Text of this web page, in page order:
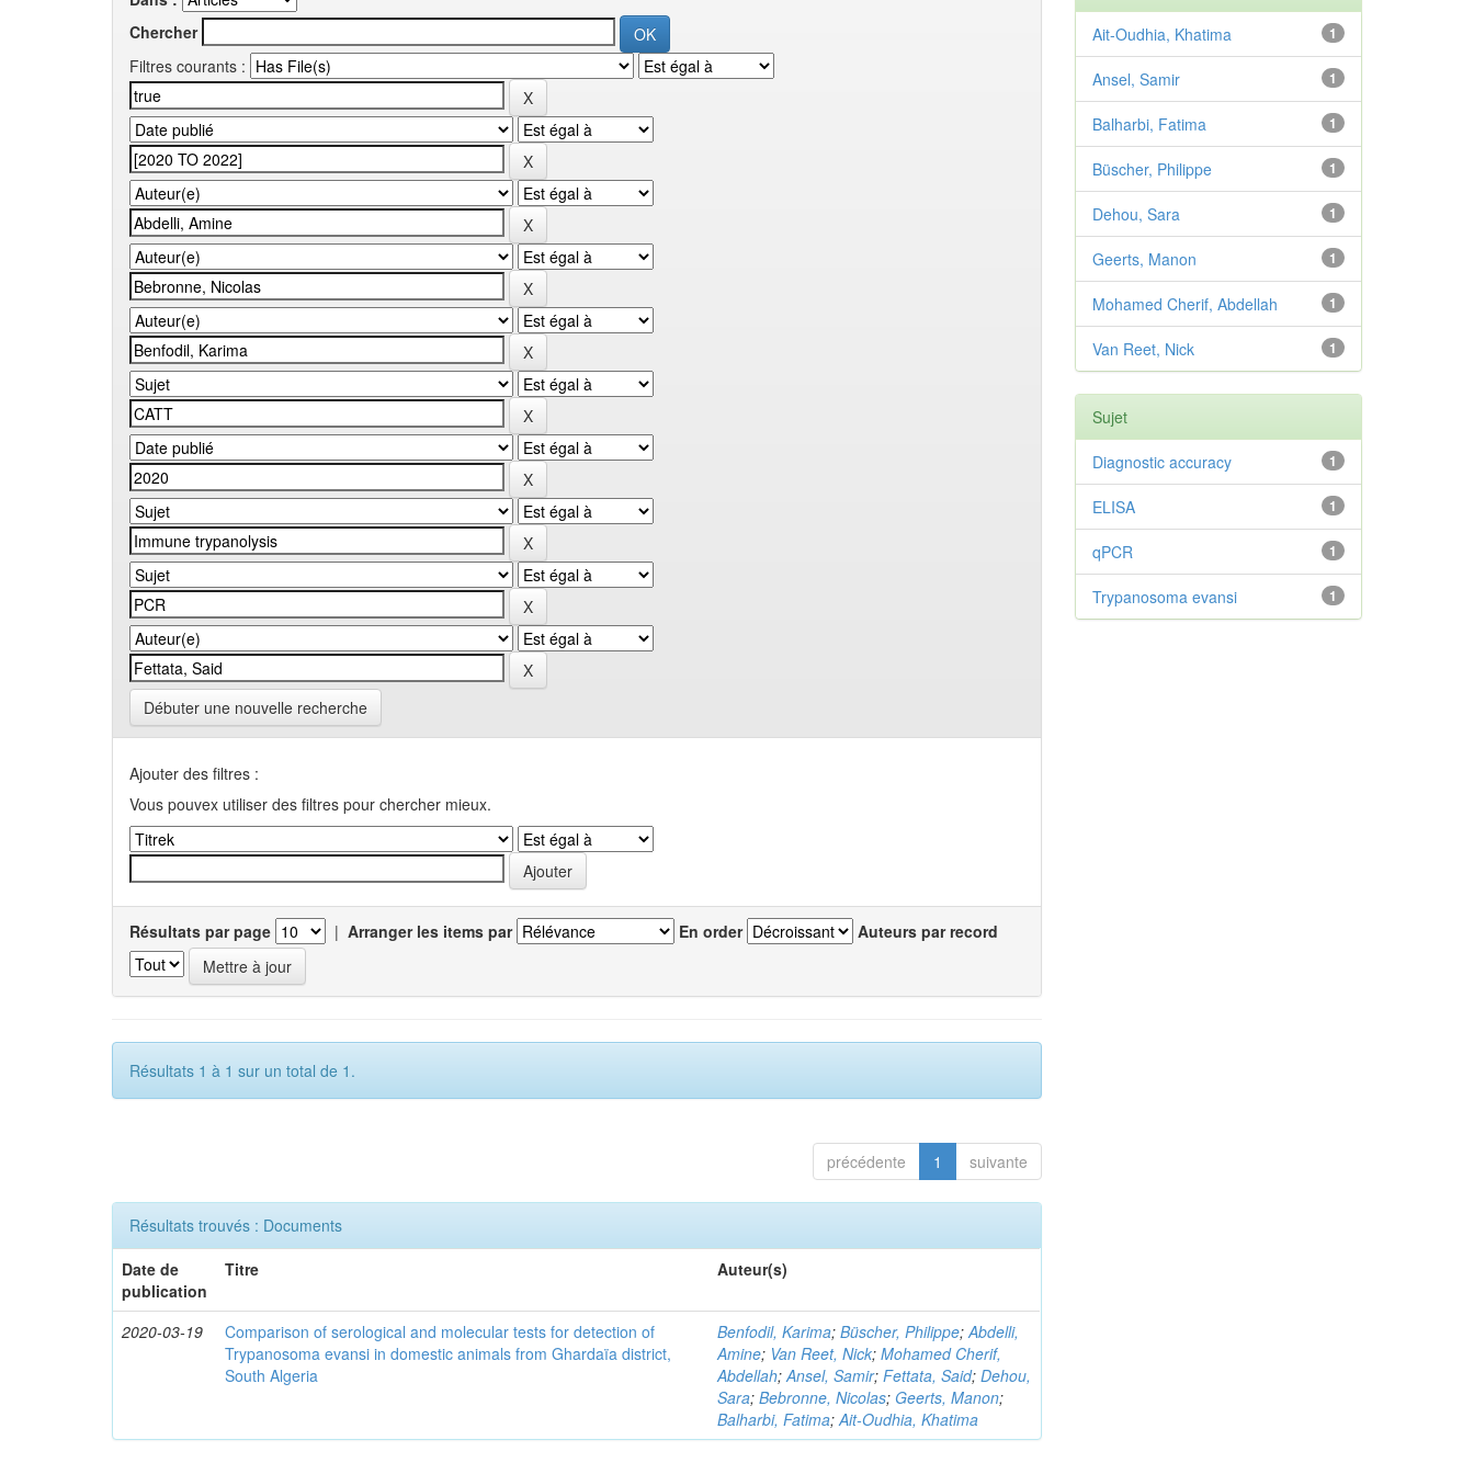
Chercher
Filtres courants :
Débuter une nouvelle recherche
Ajouter des filtres :
Vous pouvex utiliser des filtres pour chercher mieux.
Résultats par page | Arranger les items par En order Auteurs par record
Résultats 1 à 1 sur un total de 1.
précédente 1 suivante
Résultats trouvés : Documents
Date de
publication
Titre Auteur(s)
2020-03-19
Comparison of serological and molecular tests for detection of
Trypanosoma evansi in domestic animals from Ghardaïa district,
South Algeria
Benfodil, Karima;Büscher, Philippe;Abdelli,
Amine; Van Reet, Nick;Mohamed Cherif,
Abdellah;Ansel, Samir;Fettata, Said;Dehou,
Sara;Bebronne, Nicolas; Geerts, Manon;
Balharbi, Fatima;Ait-Oudhia, Khatima
1
Ait-Oudhia, Khatima
1
Ansel, Samir
1
Balharbi, Fatima
1
Büscher, Philippe
1
Dehou, Sara
1
Geerts, Manon
1
Mohamed Cherif, Abdellah
1
Van Reet, Nick
Sujet
1
Diagnostic accuracy
1
ELISA
1
qPCR
1
Trypanosoma evansi